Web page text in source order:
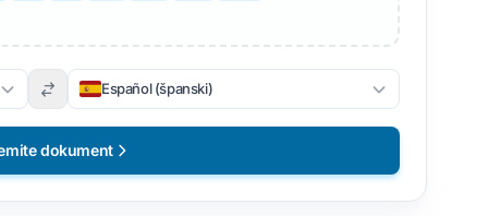
Español (španski)
dokument